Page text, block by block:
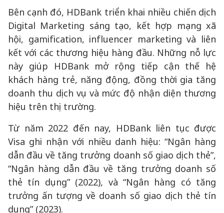
Bên cạnh đó, HDBank triển khai nhiều chiến dịch
Digital Marketing sáng tạo, kết hợp mạng xã
hội, gamification, influencer marketing và liên
kết với các thương hiệu hàng đầu. Những nỗ lực
này giúp HDBank mở rộng tiếp cận thế hệ
khách hàng trẻ, năng động, đồng thời gia tăng
doanh thu dịch vụ và mức độ nhận diện thương
hiệu trên thị trường.
Từ năm 2022 đến nay, HDBank liên tục được
Visa ghi nhận với nhiều danh hiệu: “Ngân hàng
dẫn đầu về tăng trưởng doanh số giao dịch thẻ”,
“Ngân hàng dẫn đầu về tăng trưởng doanh số
thẻ tín dụng” (2022), và “Ngân hàng có tăng
trưởng ấn tượng về doanh số giao dịch thẻ tín
dụng” (2023).